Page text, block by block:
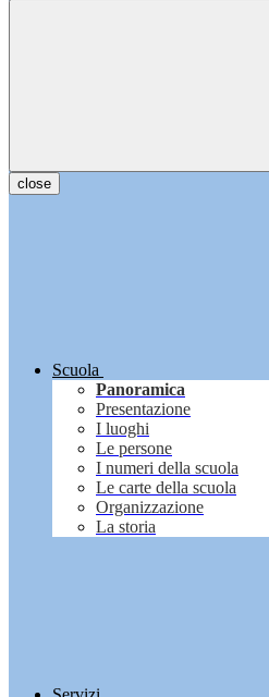
close
Scuola
Panoramica
Presentazione
I luoghi
Le persone
I numeri della scuola
Le carte della scuola
Organizzazione
La storia